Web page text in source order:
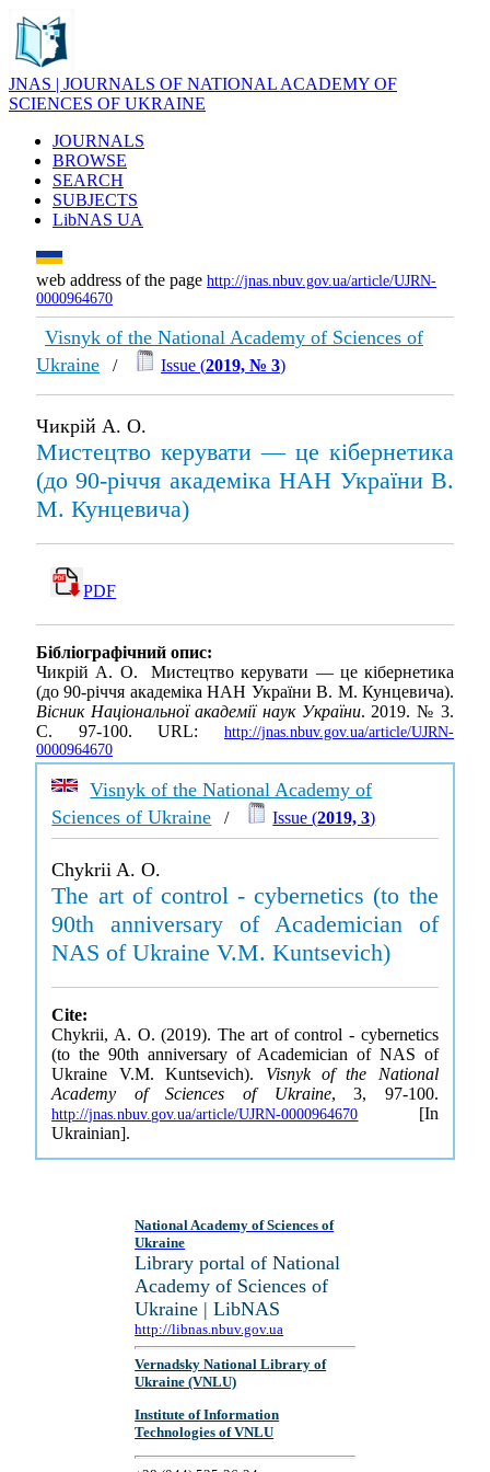
JNAS | JOURNALS OF NATIONAL ACADEMY OF
SCIENCES OF UKRAINE
JOURNALS
BROWSE
SEARCH
SUBJECTS
LibNAS UA
web address of the page http://jnas.nbuv.gov.ua/article/UJRN-
0000964670
Visnyk of the National Academy of Sciences of
Ukraine / Issue (2019, № 3)
Чикрій А. О.
Мистецтво керувати — це кібернетика
(до 90-річчя академіка НАН України В.
М. Кунцевича)
PDF
Бібліографічний опис:
Чикрій А. О. Мистецтво керувати — це кібернетика
(до 90-річчя академіка НАН України В. М. Кунцевича).
Вісник Національної академії наук України. 2019. № 3.
С. 97-100. URL: http://jnas.nbuv.gov.ua/article/UJRN-
0000964670
Visnyk of the National Academy of
Sciences of Ukraine / Issue (2019, 3)
Chykrii A. O.
The art of control - cybernetics (to the
90th anniversary of Academician of
NAS of Ukraine V.M. Kuntsevich)
Cite:
Chykrii, A. O. (2019). The art of control - cybernetics
(to the 90th anniversary of Academician of NAS of
Ukraine V.M. Kuntsevich). Visnyk of the National
Academy of Sciences of Ukraine, 3, 97-100.
http://jnas.nbuv.gov.ua/article/UJRN-0000964670 [In
Ukrainian].
National Academy of Sciences of
Ukraine
Library portal of National
Academy of Sciences of
Ukraine | LibNAS
http://libnas.nbuv.gov.ua
Vernadsky National Library of
Ukraine (VNLU)
Institute of Information
Technologies of VNLU